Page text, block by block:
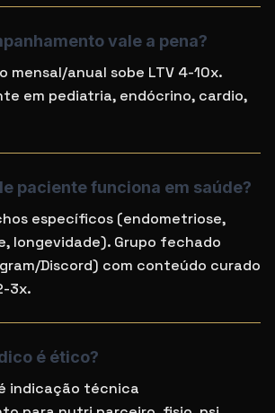
vale a pena?
mensal/anual sobe LTV 4-10x.
em pediatria, endócrino, cardio,
paciente funciona em saúde?
específicos (endometriose,
longevidade). Grupo fechado
Discord) com conteúdo curado
3x.
é ético?
indicação técnica